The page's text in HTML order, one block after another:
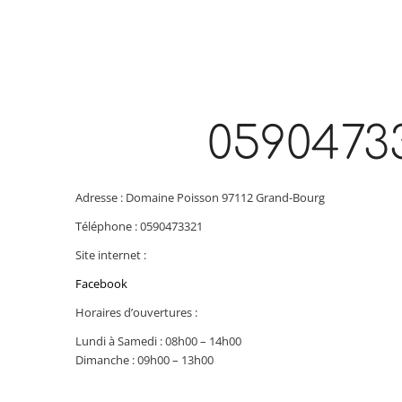
Adresse : Domaine Poisson 97112 Grand-Bourg
Téléphone : 0590473321
Site internet :
Facebook
Horaires d’ouvertures :
Lundi à Samedi : 08h00 – 14h00
Dimanche : 09h00 – 13h00